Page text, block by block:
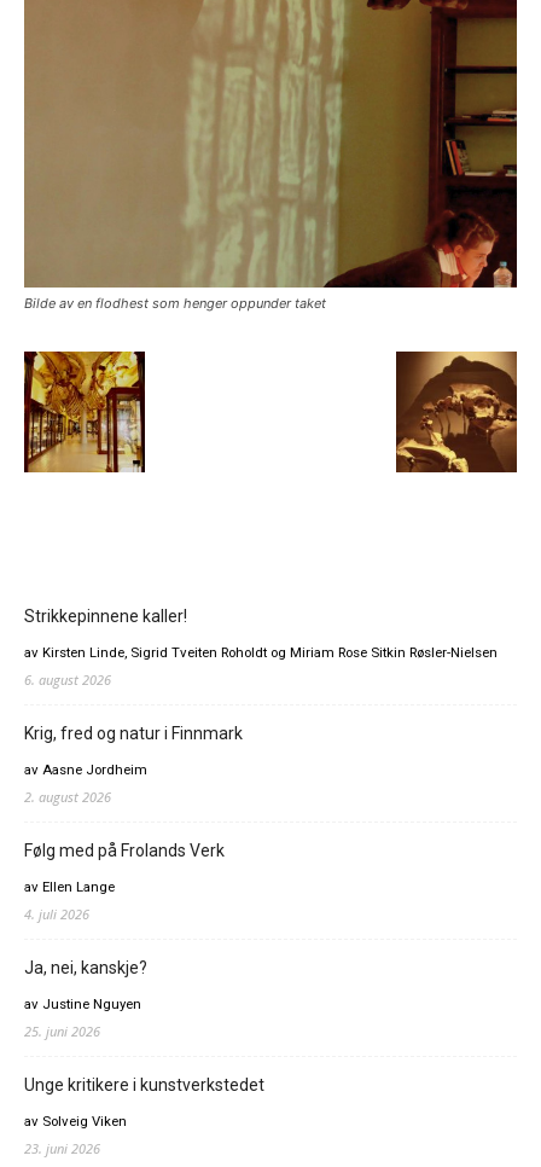
Bilde av en flodhest som henger oppunder taket
Strikkepinnene kaller!
av Kirsten Linde, Sigrid Tveiten Roholdt og Miriam Rose Sitkin Røsler-Nielsen
6. august 2026
Krig, fred og natur i Finnmark
av Aasne Jordheim
2. august 2026
Følg med på Frolands Verk
av Ellen Lange
4. juli 2026
Ja, nei, kanskje?
av Justine Nguyen
25. juni 2026
Unge kritikere i kunstverkstedet
av Solveig Viken
23. juni 2026